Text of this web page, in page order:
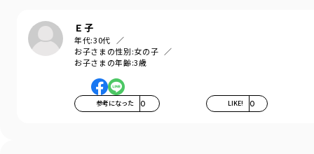
Ｅ子
年代:30代
お子さまの性別:女の子
お子さまの年齢:3歳
参考になった 0 LIKE! 0